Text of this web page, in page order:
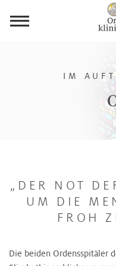
IM
„DER NOT
UM DIE
FROH
Die beiden Ordensspitäler